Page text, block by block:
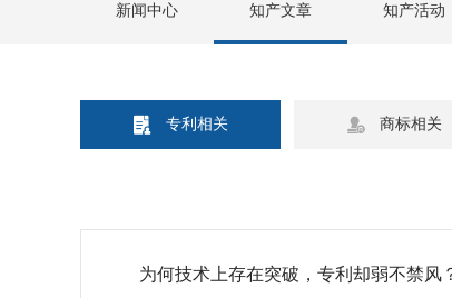
新闻中心 知产文章 知产活动
 专利相关  商标相关
为何技术上存在突破，专利却弱不禁